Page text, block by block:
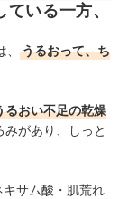
いる一方、
うるおって、ち
るおい不足の乾燥
があり、しっと
サム酸・肌荒れ